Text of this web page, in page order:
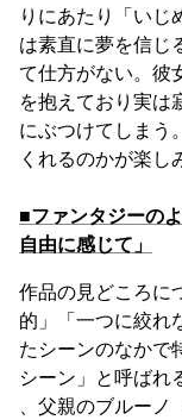
りにあたり「いじ
は素直に夢を信じ
て仕方がない。彼
を抱えており実は
にぶつけてしまう
くれるのかが楽し
■ファンタジーの
自由に感じて」
作品の見どころに
的」「一つに絞れ
たシーンのなかで
シーン」と呼ばれ
、父親のブルー